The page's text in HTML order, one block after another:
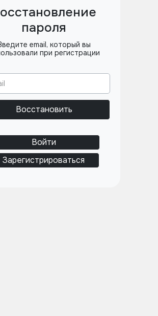
пароля
email, который вы
при регистрации
Зарегистрироваться
Войти
Восстановить